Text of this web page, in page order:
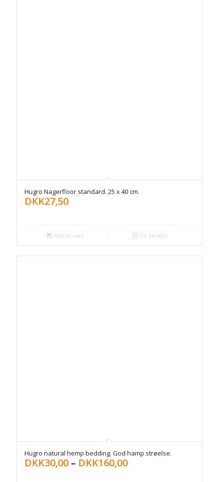
Hugro Nagerfloor standard. 25 x 40 cm.
DKK27,50
Add to cart Vis detaljer
Hugro natural hemp bedding. God hamp strøelse.
DKK30,00– DKK160,00